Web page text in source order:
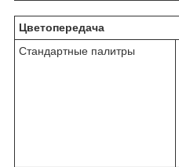
Цветопередача
Стандартные палитры